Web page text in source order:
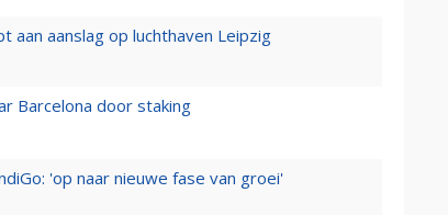
aan aanslag op luchthaven Leipzig
Barcelona door staking
'op naar nieuwe fase van groei'